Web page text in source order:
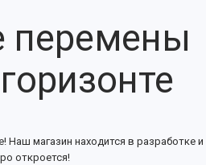
перемены
Наш магазин находится в разработке и
откроется!